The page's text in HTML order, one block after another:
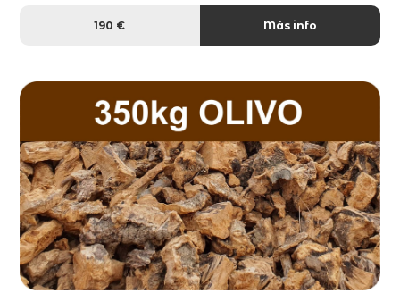
190 € Más info